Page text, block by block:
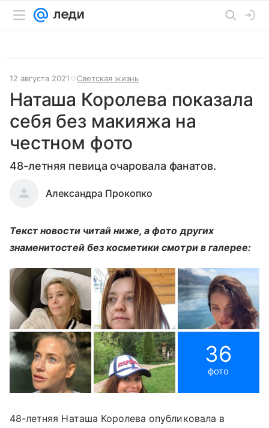
12 августа 2021 Светская жизнь
Наташа Королева показала
себя без макияжа на
честном фото
48-летняя певица очаровала фанатов.
Александра Прокопко
Текст новости читай ниже, а фото других
знаменитостей без косметики смотри в галерее:
36
фото
48-летняя Наташа Королева опубликовала в